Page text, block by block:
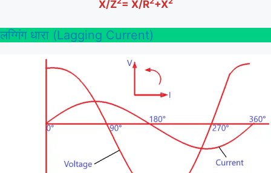
X/Z = X/R +X
लग्गिंग धारा (Lagging Current)